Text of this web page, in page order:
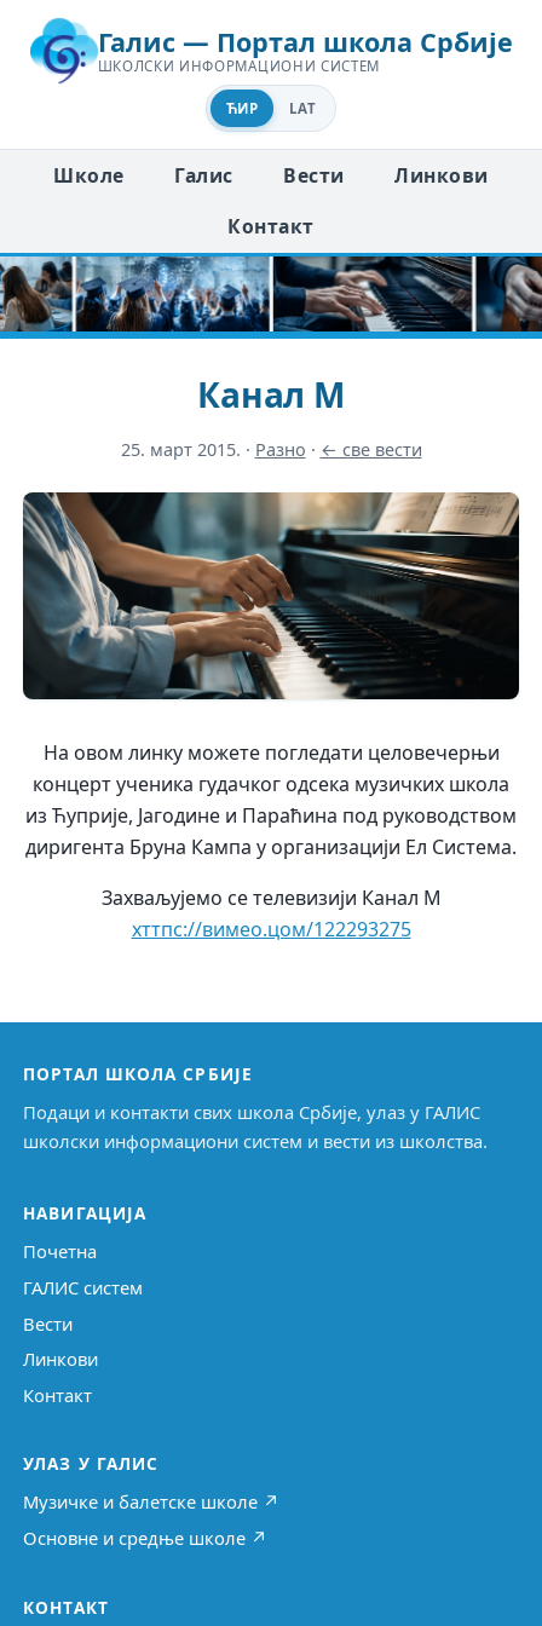
Галис — Портал школа Србије
ШКОЛСКИ ИНФОРМАЦИОНИ СИСТЕМ
ЋИР LAT
Школе Галис Вести
Линкови
Контакт
Канал М
25. март 2015. · Разно · ← све вести
На овом линку можете погледати целовечерњи
концерт ученика гудачког одсека музичких школа
из Ћуприје, Јагодине и Параћина под руководством
диригента Бруна Кампа у организацији Ел Система.
Захваљујемо се телевизији Канал М
хттпс://вимео.цом/122293275
ПОРТАЛ ШКОЛА СРБИЈЕ
Подаци и контакти свих школа Србије, улаз у ГАЛИС
школски информациони систем и вести из школства.
НАВИГАЦИЈА
Почетна
ГАЛИС систем
Вести
Линкови
Контакт
УЛАЗ У ГАЛИС
Музичке и балетске школе ↗
Основне и средње школе ↗
КОНТАКТ